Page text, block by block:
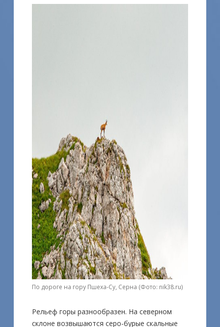
По дороге на гору Пшеха-Су, Серна (Фото: nik38.ru)
Рельеф горы разнообразен. На северном
склоне возвышаются серо-бурые скальные